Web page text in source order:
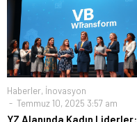
Haberler, İnovasyon
Temmuz 10, 2025 3:57 am
YZ Alanında Kadın Liderler: